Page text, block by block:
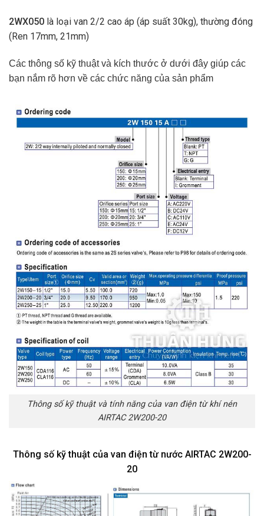
2WX050 là loại van 2/2 cao áp (áp suất 30kg), thường đóng
(Ren 17mm, 21mm)
Các thông số kỹ thuật và kích thước ở dưới đây giúp các
bạn nắm rõ hơn về các chức năng của sản phẩm
Thông số kỹ thuật và tính năng của van điện từ khí nén
AIRTAC 2W200-20
Thông số kỹ thuật của van điện từ nước AIRTAC 2W200-
20